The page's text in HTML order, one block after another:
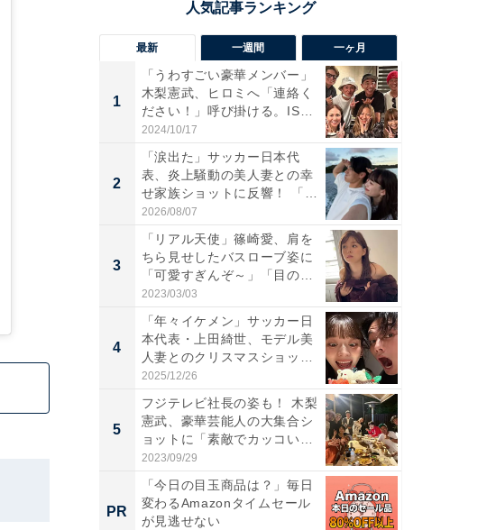
最新 一週間 一ヶ月
1
「うわすごい豪華メンバー」
木梨憲武、ヒロミへ「連絡く
ださい！」呼び掛ける。IS
S...
2024/10/17
2
「涙出た」サッカー日本代
表、炎上騒動の美人妻との幸
せ家族ショットに反響！ 「最
高...
2026/08/07
3
「リアル天使」篠崎愛、肩を
ちら見せしたバスローブ姿に
「可愛すぎんぞ～」「目の表
情...
2023/03/03
4
「年々イケメン」サッカー日
本代表・上田綺世、モデル美
人妻とのクリスマスショット
に...
2025/12/26
5
フジテレビ社長の姿も！ 木梨
憲武、豪華芸能人の大集合シ
ョットに「素敵でカッコい
い...
2023/09/29
PR
「今日の目玉商品は？」毎日
変わるAmazonタイムセール
が見逃せない